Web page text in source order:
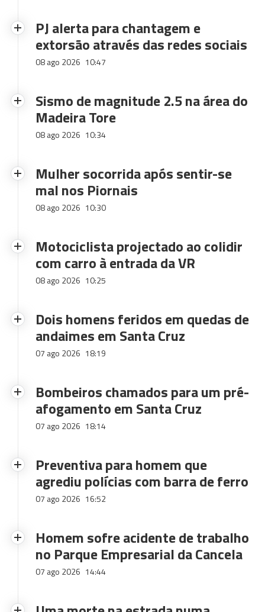
PJ alerta para chantagem e
extorsão através das redes sociais
08 ago 2026 10:47
Sismo de magnitude 2.5 na área do
Madeira Tore
08 ago 2026 10:34
Mulher socorrida após sentir-se
mal nos Piornais
08 ago 2026 10:30
Motociclista projectado ao colidir
com carro à entrada da VR
08 ago 2026 10:25
Dois homens feridos em quedas de
andaimes em Santa Cruz
07 ago 2026 18:19
Bombeiros chamados para um pré-
afogamento em Santa Cruz
07 ago 2026 18:14
Preventiva para homem que
agrediu polícias com barra de ferro
07 ago 2026 16:52
Homem sofre acidente de trabalho
no Parque Empresarial da Cancela
07 ago 2026 14:44